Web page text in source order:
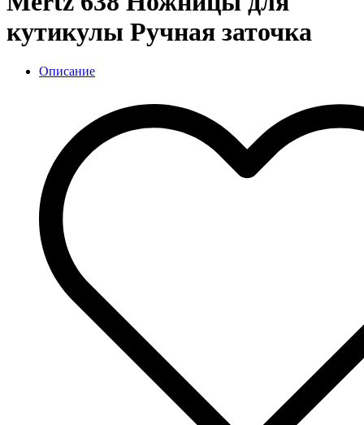
кутикулы Ручная заточка
Описание